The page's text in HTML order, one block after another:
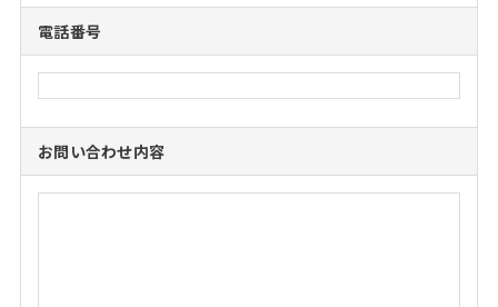
電話番号
お問い合わせ内容